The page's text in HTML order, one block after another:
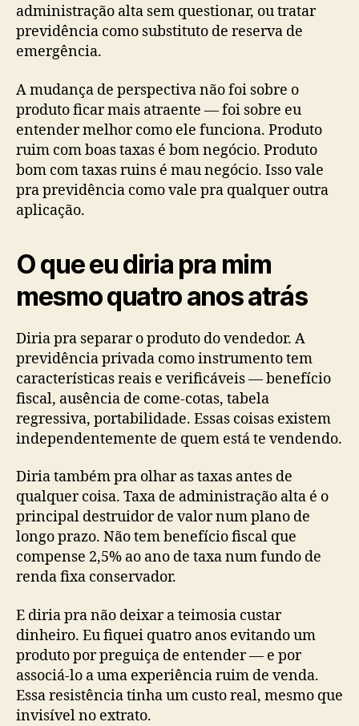
administração alta sem questionar, ou tratar
previdência como substituto de reserva de
emergência.
A mudança de perspectiva não foi sobre o
produto ficar mais atraente — foi sobre eu
entender melhor como ele funciona. Produto
ruim com boas taxas é bom negócio. Produto
bom com taxas ruins é mau negócio. Isso vale
pra previdência como vale pra qualquer outra
aplicação.
O que eu diria pra mim
mesmo quatro anos atrás
Diria pra separar o produto do vendedor. A
previdência privada como instrumento tem
características reais e verificáveis — benefício
fiscal, ausência de come-cotas, tabela
regressiva, portabilidade. Essas coisas existem
independentemente de quem está te vendendo.
Diria também pra olhar as taxas antes de
qualquer coisa. Taxa de administração alta é o
principal destruidor de valor num plano de
longo prazo. Não tem benefício fiscal que
compense 2,5% ao ano de taxa num fundo de
renda fixa conservador.
E diria pra não deixar a teimosia custar
dinheiro. Eu fiquei quatro anos evitando um
produto por preguiça de entender — e por
associá-lo a uma experiência ruim de venda.
Essa resistência tinha um custo real, mesmo que
invisível no extrato.